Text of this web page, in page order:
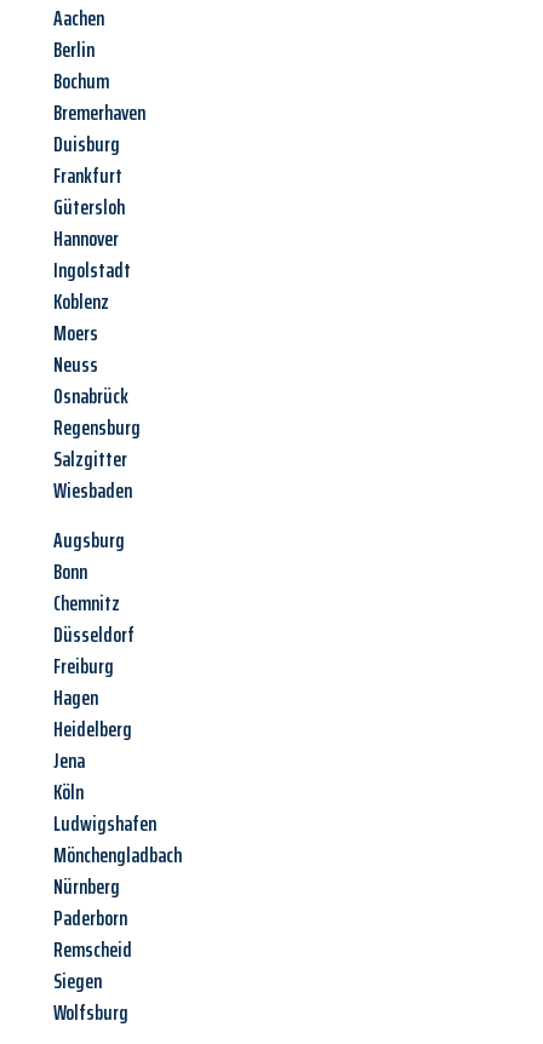
Aachen
Berlin
Bochum
Bremerhaven
Duisburg
Frankfurt
Gütersloh
Hannover
Ingolstadt
Koblenz
Moers
Neuss
Osnabrück
Regensburg
Salzgitter
Wiesbaden
Augsburg
Bonn
Chemnitz
Düsseldorf
Freiburg
Hagen
Heidelberg
Jena
Köln
Ludwigshafen
Mönchengladbach
Nürnberg
Paderborn
Remscheid
Siegen
Wolfsburg